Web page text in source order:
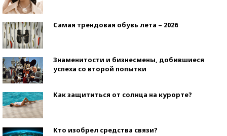
Самая трендовая обувь лета – 2026
Знаменитости и бизнесмены, добившиеся
успеха со второй попытки
Как защититься от солнца на курорте?
Кто изобрел средства связи?